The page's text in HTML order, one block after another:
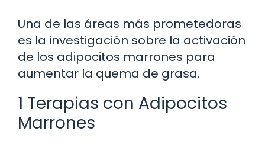
Una de las áreas más prometedoras
es la investigación sobre la activación
de los adipocitos marrones para
aumentar la quema de grasa.
1 Terapias con Adipocitos
Marrones